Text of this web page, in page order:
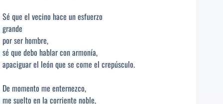
Sé que el vecino hace un esfuerzo
grande
por ser hombre,
sé que debo hablar con armonía,
apaciguar el león que se come el crepúsculo.
De momento me enternezco,
me suelto en la corriente noble,